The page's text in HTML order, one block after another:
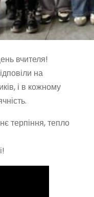
вчителя!
на
і в кожному
терпіння, тепло